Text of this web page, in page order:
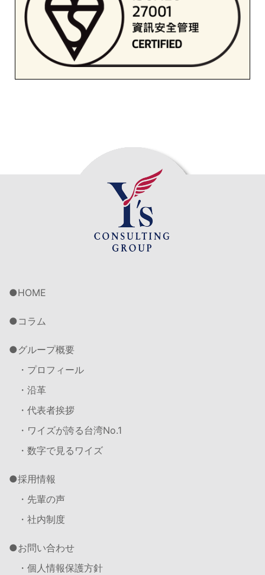
HOME
コラム
グループ概要
・プロフィール
・沿革
・代表者挨拶
・ワイズが誇る台湾No.1
・数字で見るワイズ
採用情報
・先輩の声
・社内制度
お問い合わせ
・個人情報保護方針